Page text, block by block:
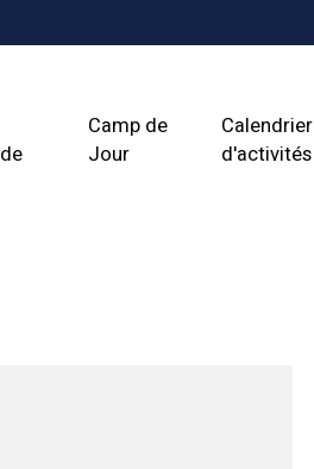
Camp de
Jour
Calendrier
d'activités